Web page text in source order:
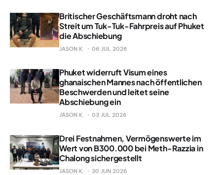
Britischer Geschäftsmann droht nach
Streit um Tuk-Tuk-Fahrpreis auf Phuket
die Abschiebung
JASON K. 06 JUL 2026
Phuket widerruft Visum eines
ghanaischen Mannes nach öffentlichen
Beschwerden und leitet seine
Abschiebung ein
JASON K. 03 JUL 2026
Drei Festnahmen, Vermögenswerte im
Wert von B300.000 bei Meth-Razzia in
Chalong sichergestellt
JASON K. 30 JUN 2026